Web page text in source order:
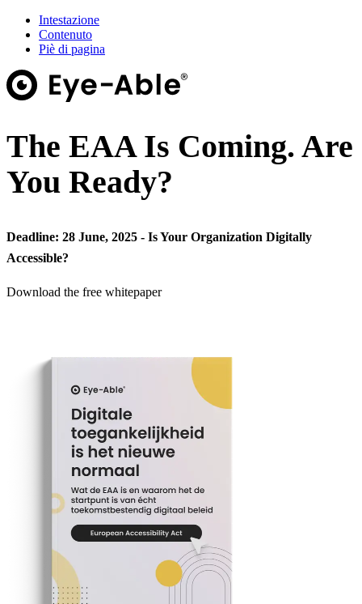
Intestazione
Contenuto
Piè di pagina
The EAA Is Coming. Are
You Ready?
Deadline: 28 June, 2025 - Is Your Organization Digitally
Accessible?
Download the free whitepaper